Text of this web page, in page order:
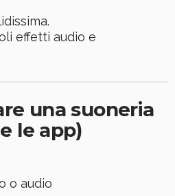
effetti audio e
una suoneria
le app)
o audio